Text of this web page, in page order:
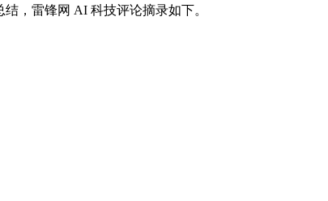
，雷锋网 AI 科技评论摘录如下。